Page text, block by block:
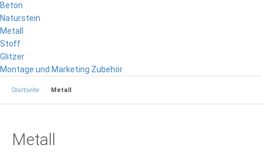
Beton
Naturstein
Metall
Stoff
Glitzer
Montage und Marketing Zubehör
Startseite Metall
Metall